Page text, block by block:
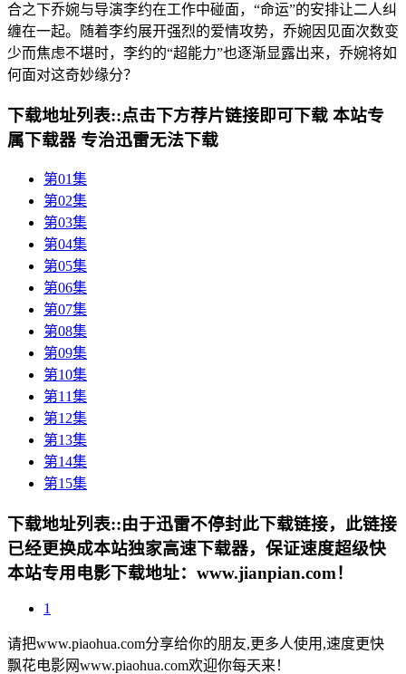
合之下乔婉与导演李约在工作中碰面，“命运”的安排让二人纠
缠在一起。随着李约展开强烈的爱情攻势，乔婉因见面次数变
少而焦虑不堪时，李约的“超能力”也逐渐显露出来，乔婉将如
何面对这奇妙缘分？
下载地址列表::点击下方荐片链接即可下载 本站专
属下载器 专治迅雷无法下载
第01集
第02集
第03集
第04集
第05集
第06集
第07集
第08集
第09集
第10集
第11集
第12集
第13集
第14集
第15集
下载地址列表::由于迅雷不停封此下载链接，此链接
已经更换成本站独家高速下载器，保证速度超级快
本站专用电影下载地址：www.jianpian.com！
1
请把www.piaohua.com分享给你的朋友,更多人使用,速度更快
飘花电影网www.piaohua.com欢迎你每天来！